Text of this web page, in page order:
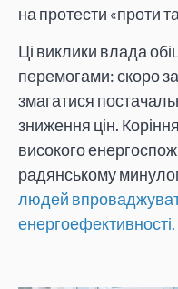
на протести «проти
Ці виклики влада
перемогами: скоро
змагатися
зниження цін.
високого
радянському
людей
енергоефективності.